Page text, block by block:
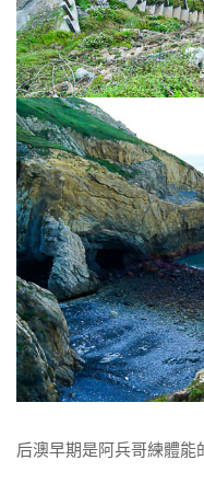
后澳早期是阿兵哥練體能